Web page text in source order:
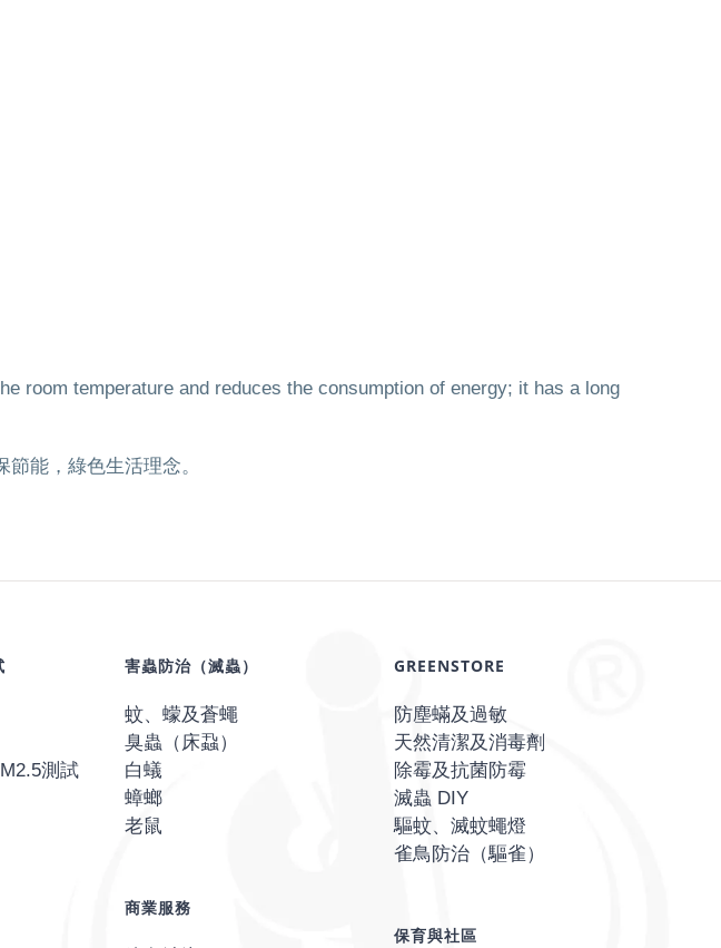
room temperature and reduces the consumption of energy; it has a long
能，綠色生活理念。
測試
害蟲防治（滅蟲）
蚊、蠓及蒼蠅
臭蟲（床蝨）
白蟻
蟑螂
老鼠
商業服務
GREENSTORE
防塵蟎及過敏
天然清潔及消毒劑
除霉及抗菌防霉
滅蟲 DIY
驅蚊、滅蚊蠅燈
雀鳥防治（驅雀）
保育與社區